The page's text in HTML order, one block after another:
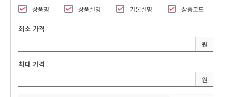
상품명 상품설명 기본설명 상품코드
최소 가격
원
최대 가격
원